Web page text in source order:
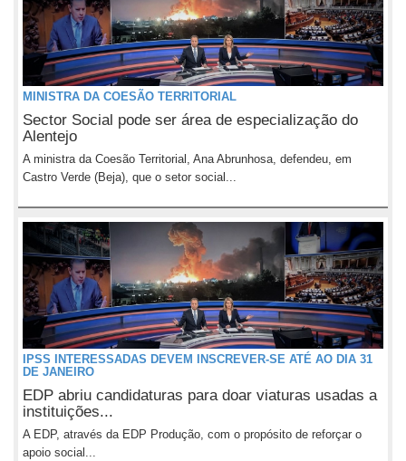
MINISTRA DA COESÃO TERRITORIAL
Sector Social pode ser área de especialização do
Alentejo
A ministra da Coesão Territorial, Ana Abrunhosa, defendeu, em
Castro Verde (Beja), que o setor social...
IPSS INTERESSADAS DEVEM INSCREVER-SE ATÉ AO DIA 31
DE JANEIRO
EDP abriu candidaturas para doar viaturas usadas a
instituições...
A EDP, através da EDP Produção, com o propósito de reforçar o
apoio social...